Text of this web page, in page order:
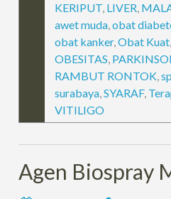
KERIPUT, LIVER,
awet muda,obat
obat kanker,Obat Kuat
OBESITAS,
RAMBUT RONTOK,
surabaya,SYARAF,
VITILIGO
Agen Biospray